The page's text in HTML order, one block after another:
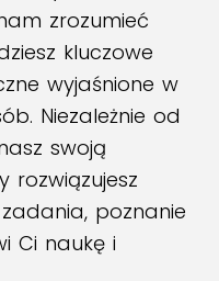
zrozumieć
kluczowe
wyjaśnione w
Niezależnie od
swoją
rozwiązujesz
poznanie
Ci naukę i